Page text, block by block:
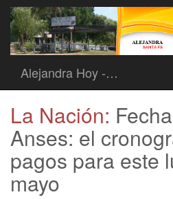
Alejandra Hoy -…
La Nación:
Anses: el
pagos para este
mayo